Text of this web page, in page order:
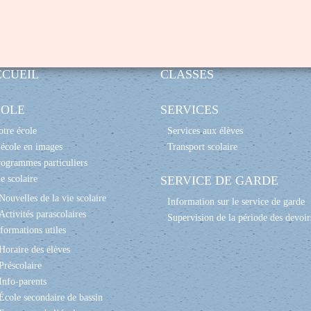
école
en images
particuliers
scolaire
de la vie scolaire
Activités parascolaires
utiles
des élèves
parents
secondaire de bassin
CLASSES
SERVICES
Services aux élèves
Transport scolaire
SERVICE DE GARDE
Information sur le service de garde
Supervision de la période des